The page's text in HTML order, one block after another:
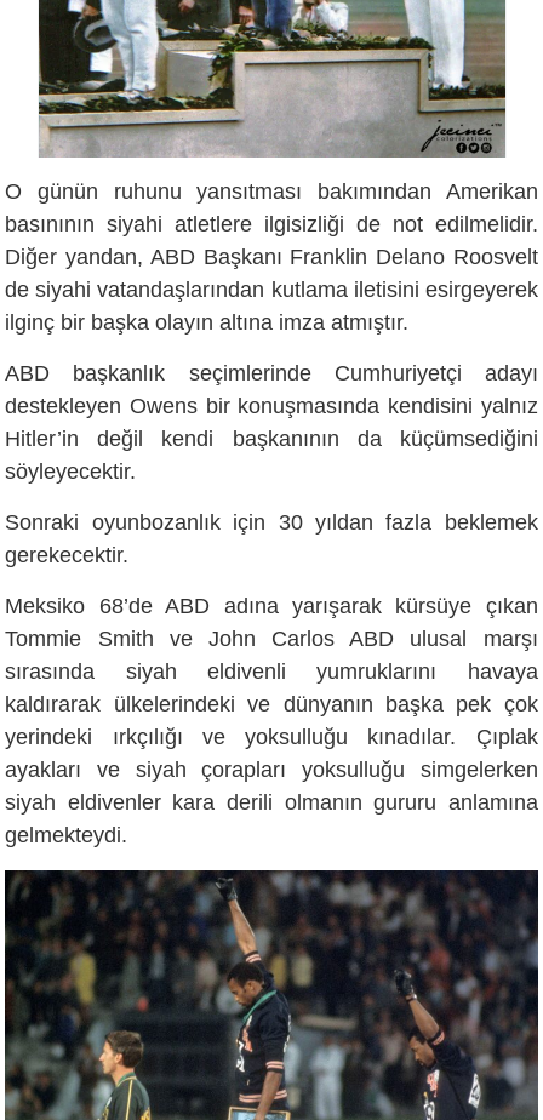
O günün ruhunu yansıtması bakımından Amerikan
basınının siyahi atletlere ilgisizliği de not edilmelidir.
Diğer yandan, ABD Başkanı Franklin Delano Roosvelt
de siyahi vatandaşlarından kutlama iletisini esirgeyerek
ilginç bir başka olayın altına imza atmıştır.
ABD başkanlık seçimlerinde Cumhuriyetçi adayı
destekleyen Owens bir konuşmasında kendisini yalnız
Hitler’in değil kendi başkanının da küçümsediğini
söyleyecektir.
Sonraki oyunbozanlık için 30 yıldan fazla beklemek
gerekecektir.
Meksiko 68’de ABD adına yarışarak kürsüye çıkan
Tommie Smith ve John Carlos ABD ulusal marşı
sırasında siyah eldivenli yumruklarını havaya
kaldırarak ülkelerindeki ve dünyanın başka pek çok
yerindeki ırkçılığı ve yoksulluğu kınadılar. Çıplak
ayakları ve siyah çorapları yoksulluğu simgelerken
siyah eldivenler kara derili olmanın gururu anlamına
gelmekteydi.